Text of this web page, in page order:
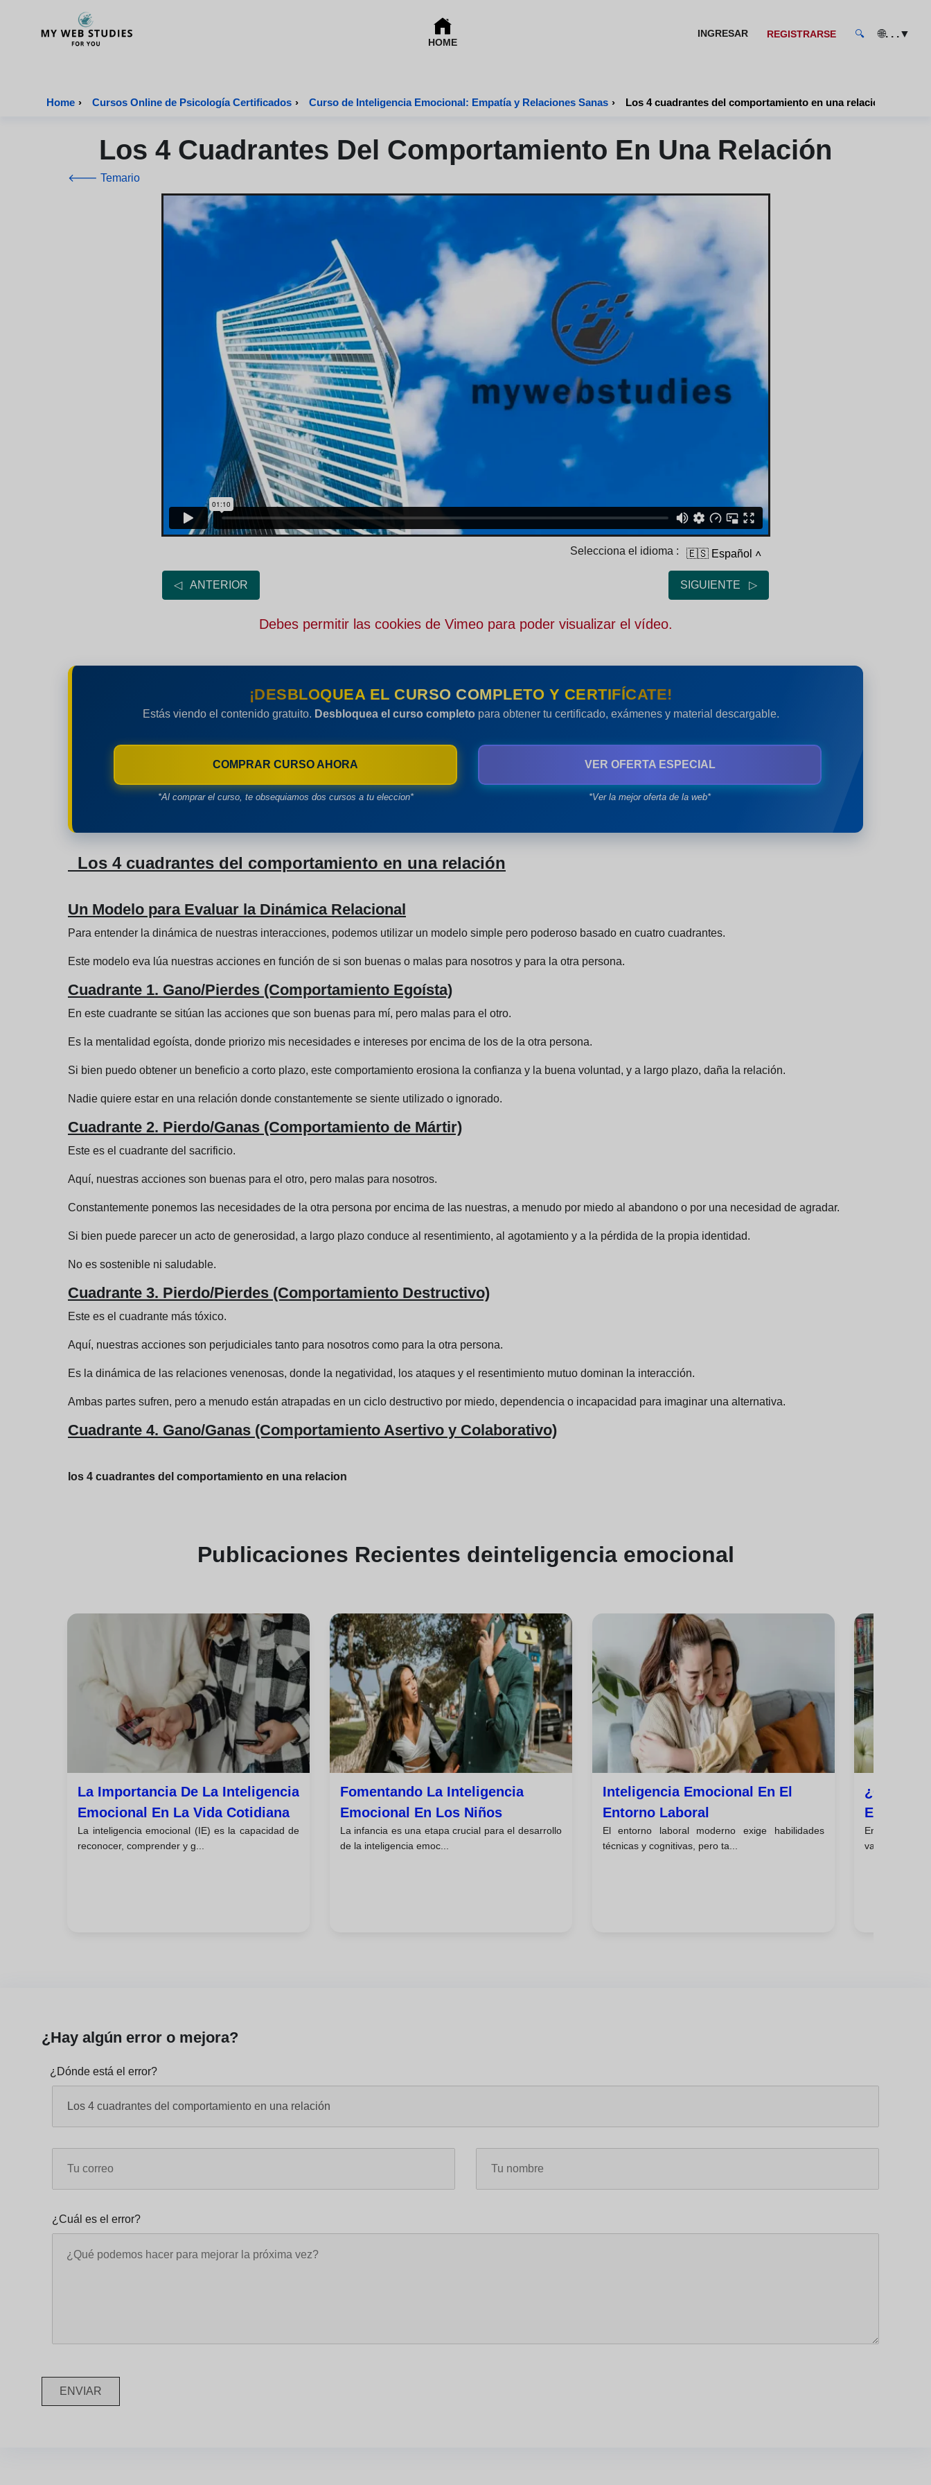
HOME
INGRESAR REGISTRARSE 🔍 🌐. . .▼
Home › Cursos Online de Psicología Certificados › Curso de Inteligencia Emocional: Empatía y Relaciones Sanas › Los 4 cuadrantes del comportamiento en una relación
Los 4 Cuadrantes Del Comportamiento En Una Relación
🡐 Temario
Selecciona el idioma : 🇪🇸 Español ˄
◁ ANTERIOR SIGUIENTE ▷
Debes permitir las cookies de Vimeo para poder visualizar el vídeo.
¡DESBLOQUEA EL CURSO COMPLETO Y CERTIFÍCATE!
Estás viendo el contenido gratuito. Desbloquea el curso completopara obtener tu certificado, exámenes y material descargable.
COMPRAR CURSO AHORA
*Al comprar el curso, te obsequiamos dos cursos a tu eleccion*
VER OFERTA ESPECIAL
*Ver la mejor oferta de la web*
Los 4 cuadrantes del comportamiento en una relación
Un Modelo para Evaluar la Dinámica Relacional
Para entender la dinámica de nuestras interacciones, podemos utilizar un modelo simple pero poderoso basado en cuatro cuadrantes.
Este modelo eva lúa nuestras acciones en función de si son buenas o malas para nosotros y para la otra persona.
Cuadrante 1. Gano/Pierdes (Comportamiento Egoísta)
En este cuadrante se sitúan las acciones que son buenas para mí, pero malas para el otro.
Es la mentalidad egoísta, donde priorizo mis necesidades e intereses por encima de los de la otra persona.
Si bien puedo obtener un beneficio a corto plazo, este comportamiento erosiona la confianza y la buena voluntad, y a largo plazo, daña la relación.
Nadie quiere estar en una relación donde constantemente se siente utilizado o ignorado.
Cuadrante 2. Pierdo/Ganas (Comportamiento de Mártir)
Este es el cuadrante del sacrificio.
Aquí, nuestras acciones son buenas para el otro, pero malas para nosotros.
Constantemente ponemos las necesidades de la otra persona por encima de las nuestras, a menudo por miedo al abandono o por una necesidad de agradar.
Si bien puede parecer un acto de generosidad, a largo plazo conduce al resentimiento, al agotamiento y a la pérdida de la propia identidad.
No es sostenible ni saludable.
Cuadrante 3. Pierdo/Pierdes (Comportamiento Destructivo)
Este es el cuadrante más tóxico.
Aquí, nuestras acciones son perjudiciales tanto para nosotros como para la otra persona.
Es la dinámica de las relaciones venenosas, donde la negatividad, los ataques y el resentimiento mutuo dominan la interacción.
Ambas partes sufren, pero a menudo están atrapadas en un ciclo destructivo por miedo, dependencia o incapacidad para imaginar una alternativa.
Cuadrante 4. Gano/Ganas (Comportamiento Asertivo y Colaborativo)
los 4 cuadrantes del comportamiento en una relacion
Publicaciones Recientes deinteligencia emocional
La Importancia De La Inteligencia
Emocional En La Vida Cotidiana
La inteligencia emocional (IE) es la capacidad de
reconocer, comprender y g...
Fomentando La Inteligencia
Emocional En Los Niños
La infancia es una etapa crucial para el desarrollo
de la inteligencia emoc...
Inteligencia Emocional En El
Entorno Laboral
El entorno laboral moderno exige habilidades
técnicas y cognitivas, pero ta...
¿qué Es
En un mundo
valoradas,
¿Hay algún error o mejora?
¿Dónde está el error?
¿Cuál es el error?
ENVIAR